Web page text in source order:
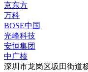
京东方
万科
BOSE中国
光峰科技
安恒集团
中广核
深圳市龙岗区坂田街道